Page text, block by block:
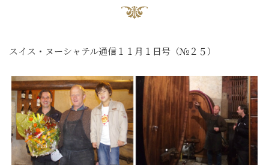
スイス・ヌーシャテル通信１１月１日号（№２５）